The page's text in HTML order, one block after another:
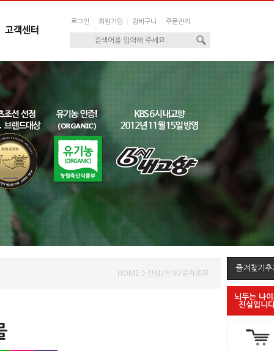
즐겨찾기추
뇌두는 나
진실입니
로그인 회원가입 장바구니 주문관리
HOME > 산삼/산채/종자종묘